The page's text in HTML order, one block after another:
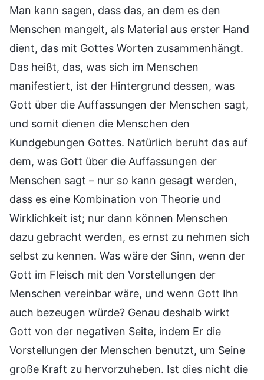
Man kann sagen, dass das, an dem es den
Menschen mangelt, als Material aus erster Hand
dient, das mit Gottes Worten zusammenhängt.
Das heißt, das, was sich im Menschen
manifestiert, ist der Hintergrund dessen, was
Gott über die Auffassungen der Menschen sagt,
und somit dienen die Menschen den
Kundgebungen Gottes. Natürlich beruht das auf
dem, was Gott über die Auffassungen der
Menschen sagt – nur so kann gesagt werden,
dass es eine Kombination von Theorie und
Wirklichkeit ist; nur dann können Menschen
dazu gebracht werden, es ernst zu nehmen sich
selbst zu kennen. Was wäre der Sinn, wenn der
Gott im Fleisch mit den Vorstellungen der
Menschen vereinbar wäre, und wenn Gott Ihn
auch bezeugen würde? Genau deshalb wirkt
Gott von der negativen Seite, indem Er die
Vorstellungen der Menschen benutzt, um Seine
große Kraft zu hervorzuheben. Ist dies nicht die